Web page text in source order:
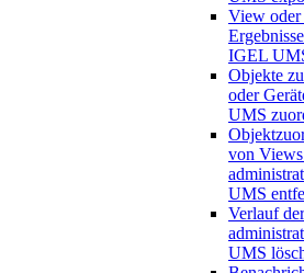
View oder
IGEL
Objekte
oder
UMS
von Views
UMS
Verlauf
UMS